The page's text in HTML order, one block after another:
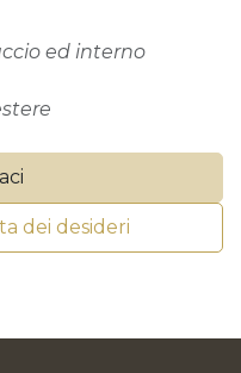
ed interno
dei desideri